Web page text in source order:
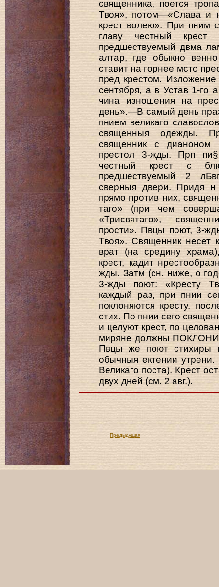
священника, поется
Твоя», потом—«Слава и
крест волею». При пним
главу честный
предшествуемый двма
алтар, где обыкно
ставит на горнее мсто
пред крестом.
сентября, а в Устав 1-го
чина изношения на
день».—В самый день
пнием великаго
священныя одежды.
священник с дианоном
престол 3-жды. Прп
честный крест с
предшествуемый 2
сверныя двери. Придя н
прямо против них,
таго» (при чем
«Трисвятаго»,
прости». Пвцы поют, 3-
Твоя». Священник несет
врат (на средину
крест, кадит
жды. Затм (сн. ниже, о
3-жды поют: «Кресту
каждый раз, при пнии
поклоняются кресту.
стих. По пнии сего
и целуют крест, по
миряне должны
Пвцы же поют стихиры
обычныя ектении
Великаго поста). Крест
двух дней (см. 2 авг.).
Предыдущая